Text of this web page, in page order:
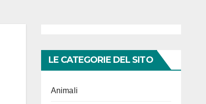
LE CATEGORIE DEL SITO
Animali